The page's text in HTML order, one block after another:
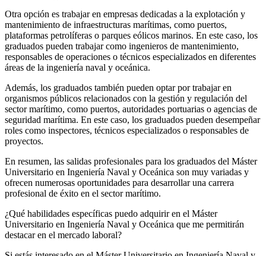
Otra opción es trabajar en empresas dedicadas a la explotación y
mantenimiento de infraestructuras marítimas, como puertos,
plataformas petrolíferas o parques eólicos marinos. En este caso, los
graduados pueden trabajar como ingenieros de mantenimiento,
responsables de operaciones o técnicos especializados en diferentes
áreas de la ingeniería naval y oceánica.
Además, los graduados también pueden optar por trabajar en
organismos públicos relacionados con la gestión y regulación del
sector marítimo, como puertos, autoridades portuarias o agencias de
seguridad marítima. En este caso, los graduados pueden desempeñar
roles como inspectores, técnicos especializados o responsables de
proyectos.
En resumen, las salidas profesionales para los graduados del Máster
Universitario en Ingeniería Naval y Oceánica son muy variadas y
ofrecen numerosas oportunidades para desarrollar una carrera
profesional de éxito en el sector marítimo.
¿Qué habilidades específicas puedo adquirir en el Máster
Universitario en Ingeniería Naval y Oceánica que me permitirán
destacar en el mercado laboral?